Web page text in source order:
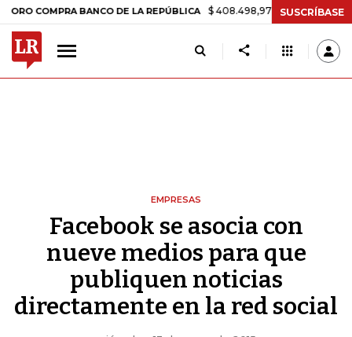
BANCO DE LA REPÚBLICA $ 408.498,97 +$ 8.753,81 +2,19%
SUSCRÍBASE
EMPRESAS
Facebook se asocia con
nueve medios para que
publiquen noticias
directamente en la red social